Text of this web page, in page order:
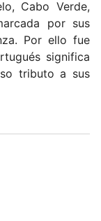
Cabo Verde,
por sus
Por ello fue
significa
tributo a sus